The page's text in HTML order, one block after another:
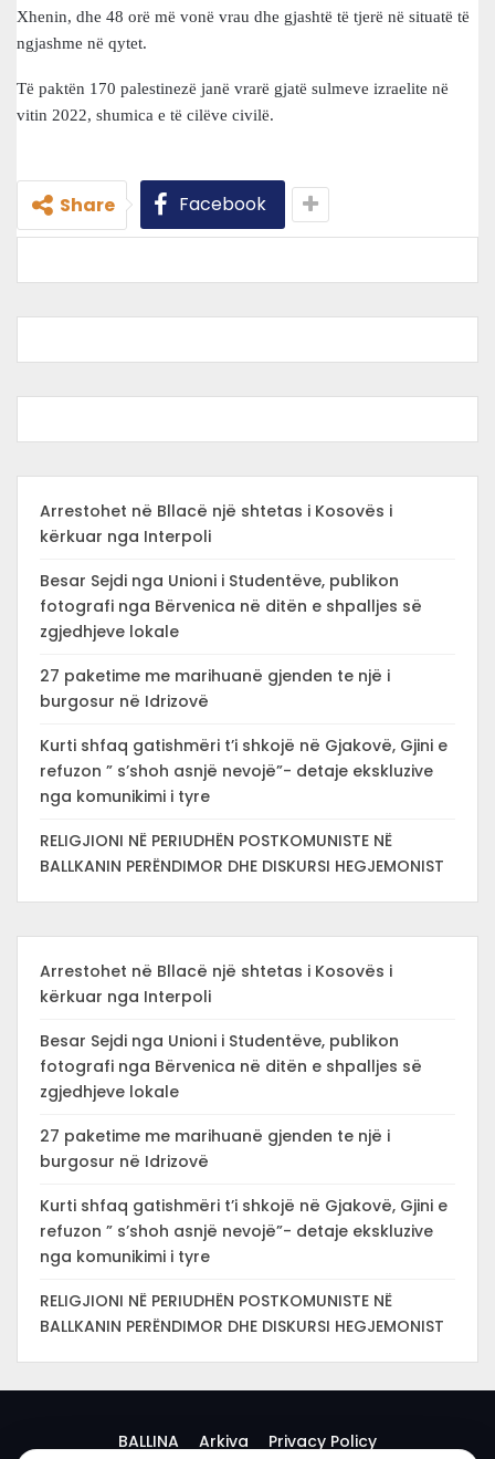
Xhenin, dhe 48 orë më vonë vrau dhe gjashtë të tjerë në situatë të
ngjashme në qytet.
Të paktën 170 palestinezë janë vrarë gjatë sulmeve izraelite në
vitin 2022, shumica e të cilëve civilë.
Share Facebook
Arrestohet në Bllacë një shtetas i Kosovës i
kërkuar nga Interpoli
Besar Sejdi nga Unioni i Studentëve, publikon
fotografi nga Bërvenica në ditën e shpalljes së
zgjedhjeve lokale
27 paketime me marihuanë gjenden te një i
burgosur në Idrizovë
Kurti shfaq gatishmëri t’i shkojë në Gjakovë, Gjini e
refuzon ” s’shoh asnjë nevojë”- detaje ekskluzive
nga komunikimi i tyre
RELIGJIONI NË PERIUDHËN POSTKOMUNISTE NË
BALLKANIN PERËNDIMOR DHE DISKURSI HEGJEMONIST
Arrestohet në Bllacë një shtetas i Kosovës i
kërkuar nga Interpoli
Besar Sejdi nga Unioni i Studentëve, publikon
fotografi nga Bërvenica në ditën e shpalljes së
zgjedhjeve lokale
27 paketime me marihuanë gjenden te një i
burgosur në Idrizovë
Kurti shfaq gatishmëri t’i shkojë në Gjakovë, Gjini e
refuzon ” s’shoh asnjë nevojë”- detaje ekskluzive
nga komunikimi i tyre
RELIGJIONI NË PERIUDHËN POSTKOMUNISTE NË
BALLKANIN PERËNDIMOR DHE DISKURSI HEGJEMONIST
BALLINA Arkiva Privacy Policy